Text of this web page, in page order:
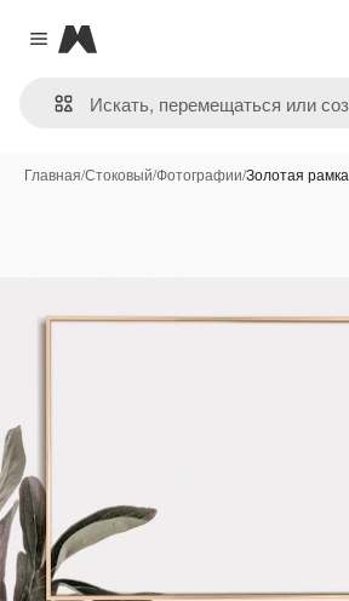
Close menu
Magnific
Главная/Стоковый/Фотографии/Золотая